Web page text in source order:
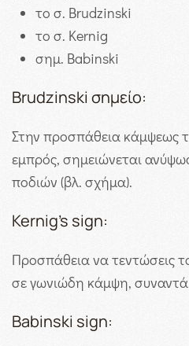
το σ. Brudzinski
το σ. Kernig
σημ. Babinski
Brudzinski σημείο:
Στην προσπάθεια κάμψεως
εμπρός, σημειώνεται
ποδιών (βλ. σχήμα).
Kernig’s sign:
Προσπάθεια να τεντώσεις
σε γωνιώδη κάμψη,
Babinski sign: